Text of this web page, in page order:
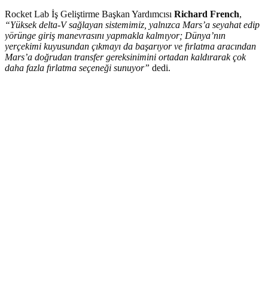
Rocket Lab İş Geliştirme Başkan Yardımcısı Richard French,
“Yüksek delta-V sağlayan sistemimiz, yalnızca Mars’a seyahat edip
yörünge giriş manevrasını yapmakla kalmıyor; Dünya’nın
yerçekimi kuyusundan çıkmayı da başarıyor ve fırlatma aracından
Mars’a doğrudan transfer gereksinimini ortadan kaldırarak çok
daha fazla fırlatma seçeneği sunuyor” dedi.